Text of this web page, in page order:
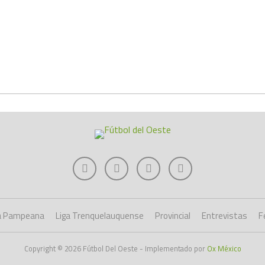
Pampeana Liga Trenquelauquense Provincial Entrevistas
Copyright © 2026 Fútbol Del Oeste - Implementado por Ox México